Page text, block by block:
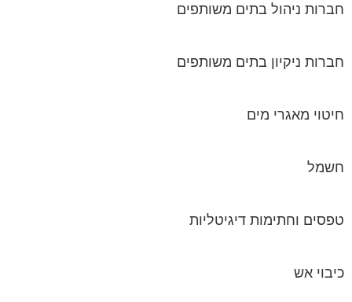
חברות ניהול בתים משותפים
חברות ניקיון בתים משותפים
חיטוי מאגרי מים
חשמל
טפסים וחתימות דיגיטליות
כיבוי אש